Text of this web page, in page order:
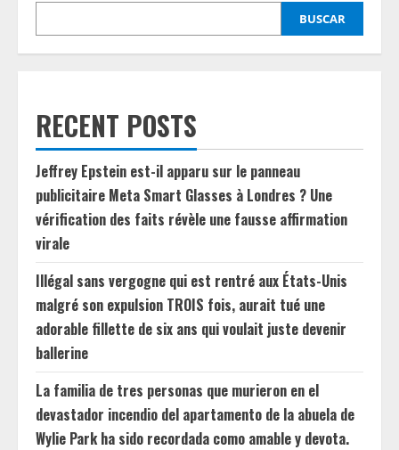
BUSCAR
RECENT POSTS
Jeffrey Epstein est-il apparu sur le panneau
publicitaire Meta Smart Glasses à Londres ? Une
vérification des faits révèle une fausse affirmation
virale
Illégal sans vergogne qui est rentré aux États-Unis
malgré son expulsion TROIS fois, aurait tué une
adorable fillette de six ans qui voulait juste devenir
ballerine
La familia de tres personas que murieron en el
devastador incendio del apartamento de la abuela de
Wylie Park ha sido recordada como amable y devota.